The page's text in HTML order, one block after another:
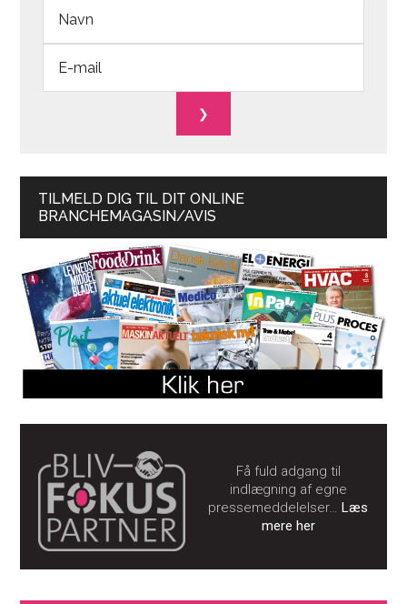
TILMELD DIG TIL DIT ONLINE
BRANCHEMAGASIN/AVIS
Få fuld adgang til
indlægning af egne
pressemeddelelser…Læs
mere her